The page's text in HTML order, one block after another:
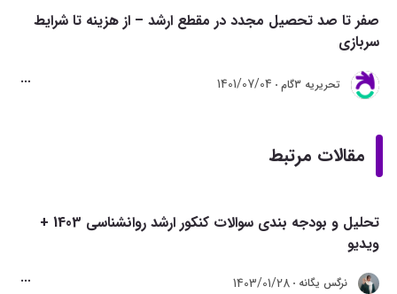
صفر تا صد تحصیل مجدد در مقطع ارشد – از هزینه تا شرایط
سربازی
تحريريه 3گام 1401/07/04
مقالات مرتبط
تحلیل و بودجه بندی سوالات کنکور ارشد روانشناسی 1403 +
ویدیو
نرگس یگانه 1403/01/28